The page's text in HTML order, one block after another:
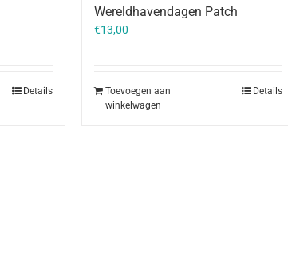
Details
Wereldhavendagen Patch
€13,00
Toevoegen aan
winkelwagen
Details